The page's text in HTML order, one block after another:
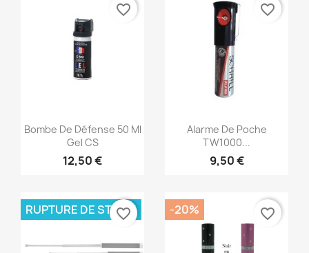
Aperçu rapide
Bombe De Défense 50 Ml
Gel CS
12,50 €
favorite_border
Aperçu rapide
Alarme De Poche
TW1000...
9,50 €
favorite_border
RUPTURE DE STOCK
favorite_border -20% favorite_border